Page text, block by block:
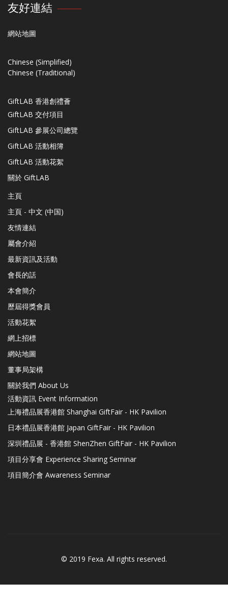
友好連結
網站地圖
Chinese (Simplified)
Chinese (Traditional)
GiftLAB 香港創禮薈
GiftLAB 交付項目
GiftLAB 參展公司總覽
GiftLAB 活動相簿
GiftLAB 活動花絮
關於 GiftLAB
主頁
主頁 - 中文 (中国)
友情連結
屬會介紹
最新資訊及活動
會長的話
本會簡介
歷屆得獎會員
活動花絮
網上招標
網站地圖
董事局架構
關於我們 About Us
活動資訊 Event Information
上海禮品展香港館 Shanghai GiftFair - HK Pavilion
日本禮品展香港館 Japan GiftFair - HK Pavilion
深圳禮品展 - 香港館 ShenZhen GiftFair - HK Pavilion
項目分享會 Experience Sharing Seminar
項目簡介會 Awareness Seminar
© 2019 Fexa. All rights reserved.